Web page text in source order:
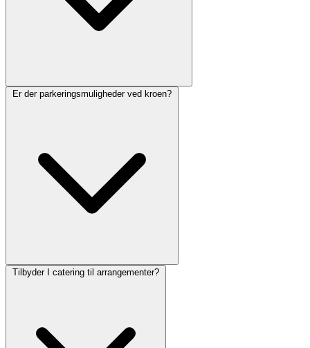
Er der parkeringsmuligheder ved kroen?
Tilbyder I catering til arrangementer?